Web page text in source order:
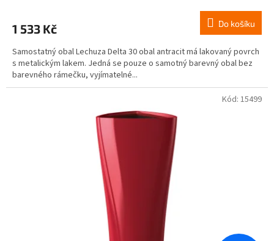
1 533 Kč Do košíku
Samostatný obal Lechuza Delta 30 obal antracit má lakovaný povrch
s metalickým lakem. Jedná se pouze o samotný barevný obal bez
barevného rámečku, vyjímatelné...
Kód: 15499